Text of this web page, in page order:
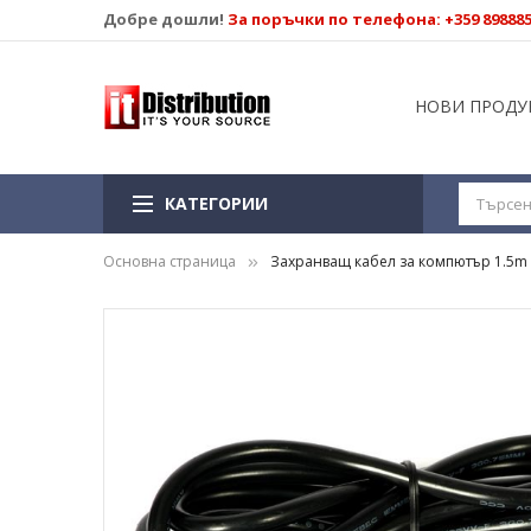
Добре дошли! За поръчки по телефона: +359
НОВИ
КАТЕГОРИИ
Основна страница Захранващ кабел за компютър 1.5m
изображенията